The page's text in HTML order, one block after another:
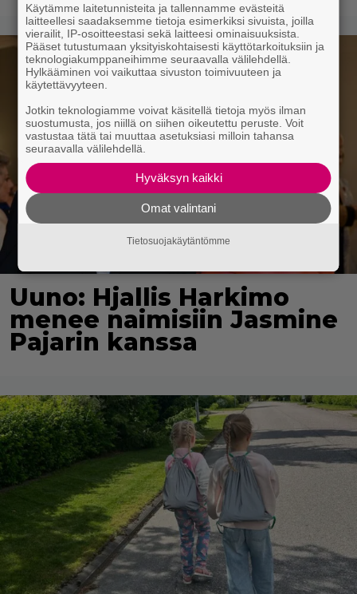
Uuno: Hjallis Harkimo
menee naimisiin Jasmine
Pajarin kanssa
Käytämme laitetunnisteita ja tallennamme evästeitä
laitteellesi saadaksemme tietoja esimerkiksi sivuista, joilla
vierailit, IP-osoitteestasi sekä laitteesi ominaisuuksista.
Pääset tutustumaan yksityiskohtaisesti käyttötarkoituksiin ja
teknologiakumppaneihimme seuraavalla välilehdellä.
Hylkääminen voi vaikuttaa sivuston toimivuuteen ja
käytettävyyteen.
Jotkin teknologiamme voivat käsitellä tietoja myös ilman
suostumusta, jos niillä on siihen oikeutettu peruste. Voit
vastustaa tätä tai muuttaa asetuksiasi milloin tahansa
seuraavalla välilehdellä.
Hyväksyn kaikki
Omat valintani
Tietosuojakäytäntömme